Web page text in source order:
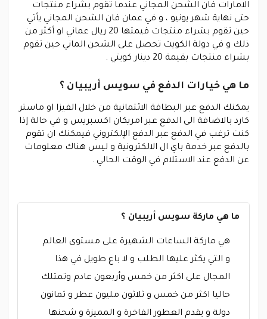
الامارات فان الشحن المجاني عندما تقوم بشراء منتجات
حتى نهاية شهر يونيو ، و في عمان فان الشحن المجاني يأتي
حين تقوم بشراء منتجات قيمتها 20 ريال عماني او أكثر من
ذلك و في دولة الكويت تحصل على الشحن الماني حين تقوم
بشراء منتجات بقيمة 20 دينار كويتي .
ما هي خيارات الدفع في سويس أريبيان ؟
يمكنك الدفع عبر البطاقة الائتمانية من خلال الفيزا او ماستر
كارد بالاضافة الى الدفع عبر امريكان اكسبريس و في حالة إذا
كنت ترغب في الدفع عبر الدفع الإلكتروني فيمكنك ان تقوم
بالدفع عبر خدمة باي ال الالكترونية و ليس هناك معلومات
عن الدفع عند الاستلام في الوقت الحالي .
ما هي ماركة سويس أريبيان ؟
هي ماركة الساعات الشهيرة على مستوى العالم
و التي يكثر عليها الطلب و لا باع طويل في هذا
المجال على اكثر من خمس وأربعون عادم وتمتلك
حاليا اكثر من خمس و ثلاثون مليون عطر و ثمانون
دولة و يقدم العطور الفاخرة و المميزة و شحنها